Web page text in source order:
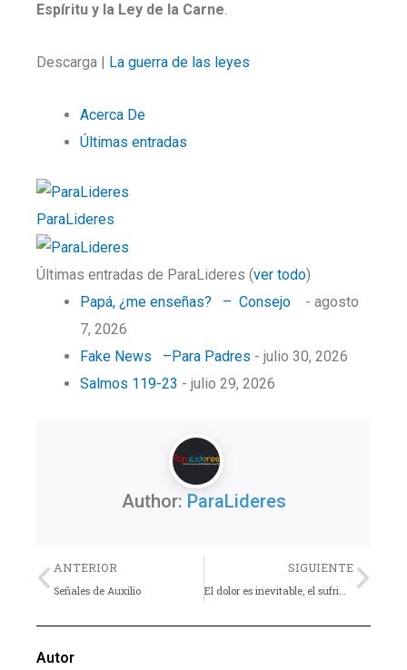
Espíritu y la Ley de la Carne.
Descarga | La guerra de las leyes
Acerca De
Últimas entradas
ParaLideres
Últimas entradas de ParaLideres (ver todo)
Papá, ¿me enseñas? – Consejo
- agosto
7, 2026
Fake News –Para Padres - julio 30, 2026
Salmos 119-23 - julio 29, 2026
Author: ParaLideres
Previo
ANTERIOR
Señales de Auxilio
SIGUIENTE
Autor